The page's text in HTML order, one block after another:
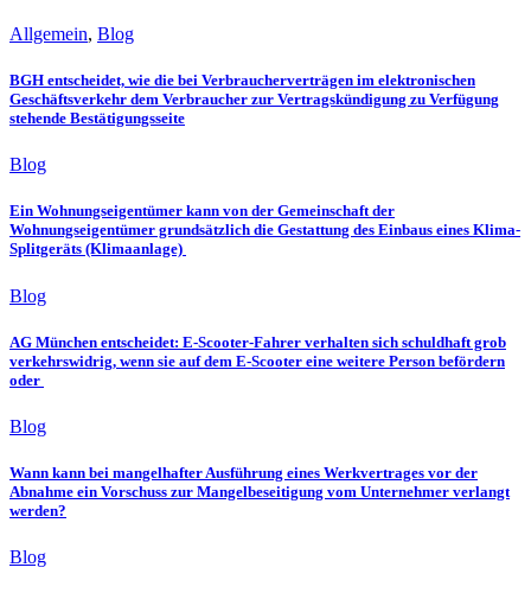
Allgemein, Blog
BGH entscheidet, wie die bei Verbraucherverträgen im elektronischen
Geschäftsverkehr dem Verbraucher zur Vertragskündigung zu Verfügung
stehende Bestätigungsseite
Blog
Ein Wohnungseigentümer kann von der Gemeinschaft der
Wohnungseigentümer grundsätzlich die Gestattung des Einbaus eines Klima-
Splitgeräts (Klimaanlage)
Blog
AG München entscheidet: E-Scooter-Fahrer verhalten sich schuldhaft grob
verkehrswidrig, wenn sie auf dem E-Scooter eine weitere Person befördern
oder
Blog
Wann kann bei mangelhafter Ausführung eines Werkvertrages vor der
Abnahme ein Vorschuss zur Mangelbeseitigung vom Unternehmer verlangt
werden?
Blog